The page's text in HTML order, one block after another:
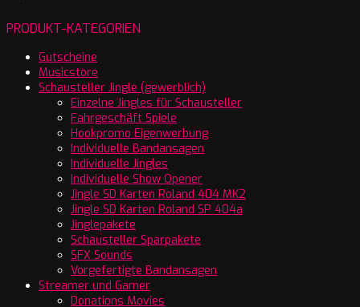
PRODUKT-KATEGORIEN
Gutscheine
Musicstore
Schausteller Jingle (gewerblich)
Einzelne Jingles für Schausteller
Fahrgeschäft Spiele
Hookpromo Eigenwerbung
Individuelle Bandansagen
Individuelle Jingles
Individuelle Show Opener
Jingle SD Karten Roland 404 MK2
Jingle SD Karten Roland SP 404a
Jinglepakete
Schausteller Sparpakete
SFX Sounds
Vorgefertigte Bandansagen
Streamer und Gamer
Donations Movies